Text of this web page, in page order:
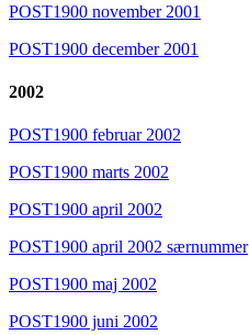
POST1900 november 2001
POST1900 december 2001
2002
POST1900 februar 2002
POST1900 marts 2002
POST1900 april 2002
POST1900 april 2002 særnummer
POST1900 maj 2002
POST1900 juni 2002